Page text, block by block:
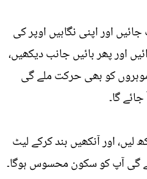
اور اپنی نگاہیں اوپر کی
بعد دائیں اور پھر بائیں جانب دیکھیں،
کو بھی حرکت ملے گی
گا۔
اور آنکھیں بند کرکے لیٹ
گی آپ کو سکون محسوس ہوگا۔